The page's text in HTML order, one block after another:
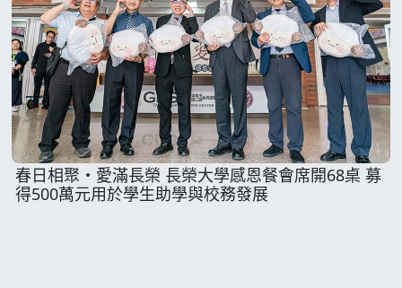
春日相聚・愛滿長榮 長榮大學感恩餐會席開68桌 募
得500萬元用於學生助學與校務發展